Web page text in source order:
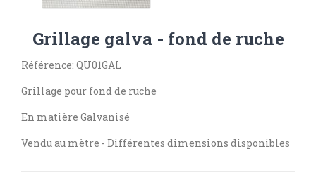
Grillage galva - fond de ruche
Référence: QU01GAL
Grillage pour fond de ruche
En matière Galvanisé
Vendu au mètre - Différentes dimensions disponibles